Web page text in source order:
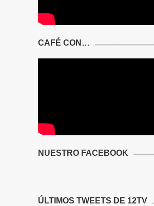
CAFÉ CON…
NUESTRO FACEBOOK
ÚLTIMOS TWEETS DE 12TV